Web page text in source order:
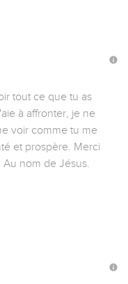
tout ce que tu as
à affronter, je ne
voir comme tu me
et prospère. Merci
nom de Jésus.